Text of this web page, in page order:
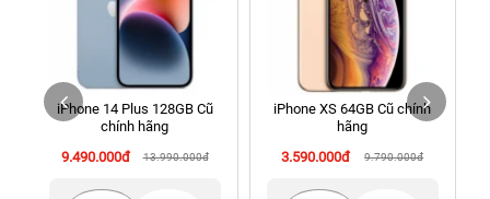
70 Nguyễn An Ninh, Dĩ An, Hồ Chí Minh (Bình Dương Cũ)
24h Vũng Tàu: 162A Ba Cu, Vũng Tàu, Hồ Chí Minh (TP. Vũng
Tàu cũ)
198 Hoàng Văn Thụ, Tân Sơn Nhất, Hồ Chí Minh (Tân Bình
iPhone 14 Plus 128GB Cũ
chính hãng
9.490.000đ
13.990.000đ
iPhone XS 64GB Cũ chính
hãng
3.590.000đ
9.790.000đ